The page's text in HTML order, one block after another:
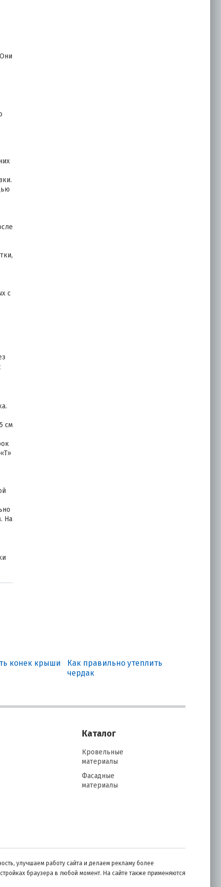
с
см
На
конек крыши
Как правильно утеплить
чердак
Каталог
Кровельные
материалы
Фасадные
материалы
улучшаем работу сайта и делаем рекламу более
браузера в любой момент. На сайте также применяются